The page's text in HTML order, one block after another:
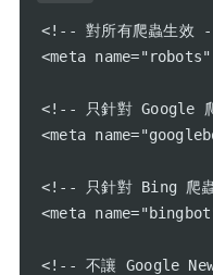
<!-- 對所有爬蟲生效
<meta
<!-- 只針對 Google
<meta
<!-- 只針對 Bing 爬
<meta
<!-- 不讓 Google